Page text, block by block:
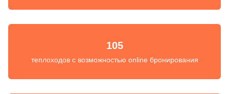
105
теплоходов с возможностью online бронирования